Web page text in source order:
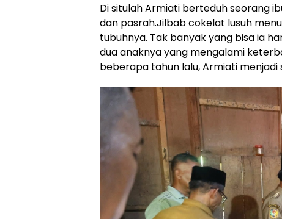
Di situlah Armiati berteduh seorang
dan pasrah.Jilbab cokelat lusuh
tubuhnya. Tak banyak yang bisa ia
dua anaknya yang mengalami
beberapa tahun lalu, Armiati